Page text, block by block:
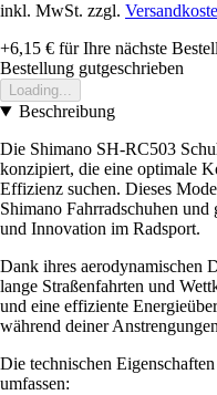
inkl. MwSt. zzgl.
+6,15 € für Ihre nächste
Bestellung gutgeschrieben
Loading...
Beschreibung
Die Shimano SH-RC503
konzipiert, die eine optimale
Effizienz suchen. Dieses
Shimano Fahrradschuhen
und Innovation im Radsport.
Dank ihres aerodynamischen
lange Straßenfahrten und
und eine effiziente
während deiner
Die technischen
umfassen: